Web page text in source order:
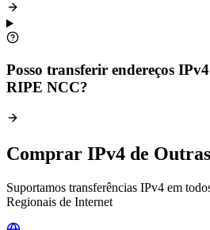
Posso transferir endereços
RIPE NCC?
Comprar IPv4 de
Suportamos transferências IPv4 em
Regionais de Internet